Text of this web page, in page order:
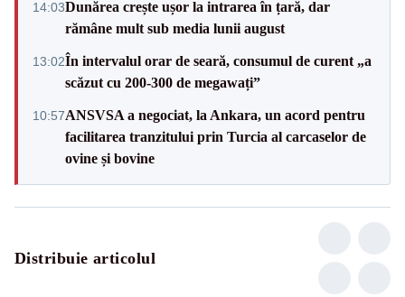
14:03Dunărea crește ușor la intrarea în țară, dar
rămâne mult sub media lunii august
13:02În intervalul orar de seară, consumul de curent „a
scăzut cu 200-300 de megawați”
10:57ANSVSA a negociat, la Ankara, un acord pentru
facilitarea tranzitului prin Turcia al carcaselor de
ovine și bovine
Distribuie articolul